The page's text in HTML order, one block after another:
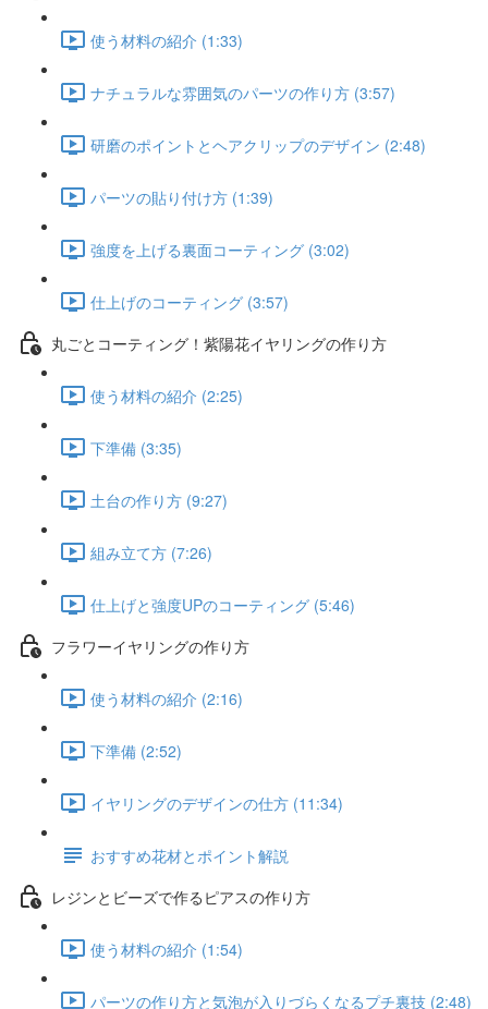
使う材料の紹介 (1:33)
ナチュラルな雰囲気のパーツの作り方 (3:57)
研磨のポイントとヘアクリップのデザイン (2:48)
パーツの貼り付け方 (1:39)
強度を上げる裏面コーティング (3:02)
仕上げのコーティング (3:57)
丸ごとコーティング！紫陽花イヤリングの作り方
使う材料の紹介 (2:25)
下準備 (3:35)
土台の作り方 (9:27)
組み立て方 (7:26)
仕上げと強度UPのコーティング (5:46)
フラワーイヤリングの作り方
使う材料の紹介 (2:16)
下準備 (2:52)
イヤリングのデザインの仕方 (11:34)
おすすめ花材とポイント解説
レジンとビーズで作るピアスの作り方
使う材料の紹介 (1:54)
パーツの作り方と気泡が入りづらくなるプチ裏技 (2:48)